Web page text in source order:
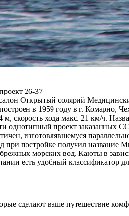
26-37
Открытый солярий
в 1959 году в г. Комарно,
скорость хода макс. 21 км/ч.
однотипный проект заказанных
изготовлявшемуся
при постройке получил название
морских вод. Каюты в
есть удобный классификатор
сделают ваше путешествие